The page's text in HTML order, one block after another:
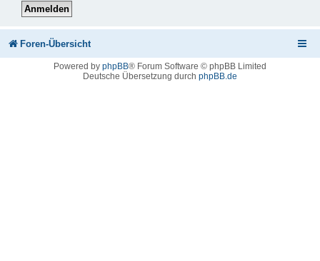
Foren-Übersicht
Powered by phpBB® Forum Software © phpBB Limited
Deutsche Übersetzung durch phpBB.de